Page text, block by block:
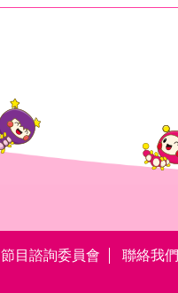
節目諮詢委員會 聯絡我們